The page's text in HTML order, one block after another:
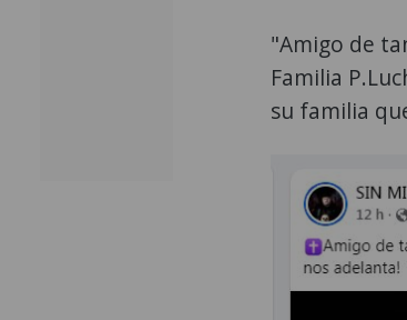
"Amigo de
Familia
su familia